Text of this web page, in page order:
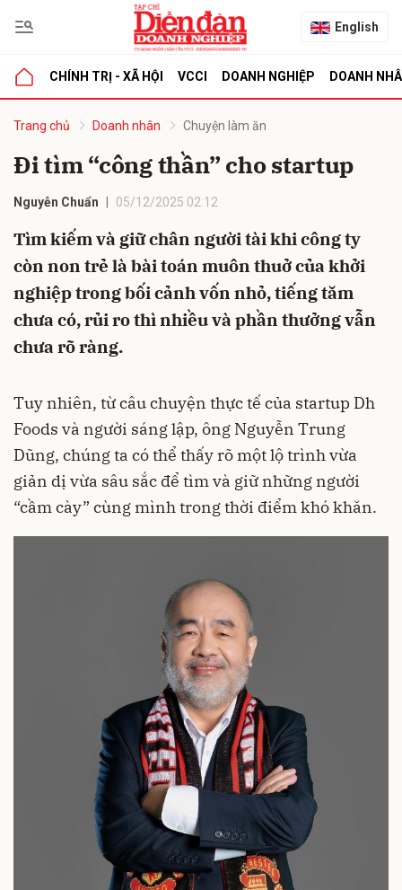
English
CHÍNH TRỊ - XÃ HỘI VCCI DOANH NGHIỆP DOANH
Trang chủ Doanh nhân Chuyện làm ăn
Đi tìm “công thần” cho startup
Nguyễn Chuẩn 05/12/2025 02:12
Tìm kiếm và giữ chân người tài khi công ty
còn non trẻ là bài toán muôn thuở của khởi
nghiệp trong bối cảnh vốn nhỏ, tiếng tăm
chưa có, rủi ro thì nhiều và phần thưởng vẫn
chưa rõ ràng.
Tuy nhiên, từ câu chuyện thực tế của startup Dh
Foods và người sáng lập, ông Nguyễn Trung
Dũng, chúng ta có thể thấy rõ một lộ trình vừa
giản dị vừa sâu sắc để tìm và giữ những người
“cầm cày” cùng mình trong thời điểm khó khăn.
luận
Hủy